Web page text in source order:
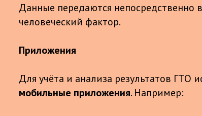
Данные передаются непосредственно
человеческий фактор.
Приложения
Для учёта и анализа результатов ГТО
мобильные приложения. Например: